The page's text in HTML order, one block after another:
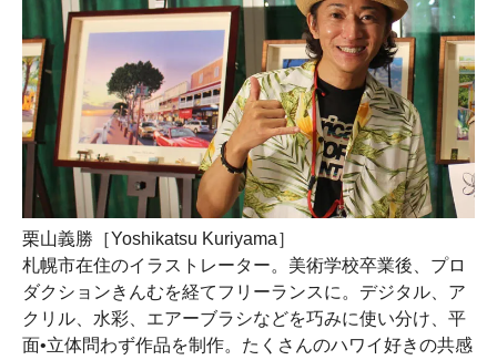
栗山義勝［Yoshikatsu Kuriyama］
札幌市在住のイラストレーター。美術学校卒業後、プロ
ダクションきんむを経てフリーランスに。デジタル、ア
クリル、水彩、エアーブラシなどを巧みに使い分け、平
面•立体問わず作品を制作。たくさんのハワイ好きの共感